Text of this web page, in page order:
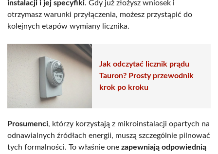
instalacji i jej specyfiki. Gdy już złożysz wniosek i
otrzymasz warunki przyłączenia, możesz przystąpić do
kolejnych etapów wymiany licznika.
Jak odczytać licznik prądu
Tauron? Prosty przewodnik
krok po kroku
Prosumenci, którzy korzystają z mikroinstalacji opartych na
odnawialnych źródłach energii, muszą szczególnie pilnować
tych formalności. To właśnie one zapewniają odpowiednią